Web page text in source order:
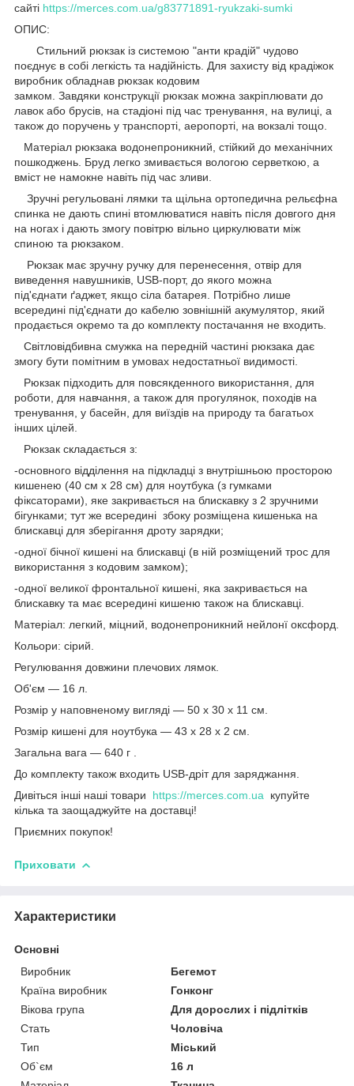
сайті https://merces.com.ua/g83771891-ryukzaki-sumki
ОПИС:
Стильний рюкзак із системою "анти крадій" чудово
поєднує в собі легкість та надійність. Для захисту від крадіжок
виробник обладнав рюкзак кодовим
замком. Завдяки конструкції рюкзак можна закріплювати до
лавок або брусів, на стадіоні під час тренування, на вулиці, а
також до поручень у транспорті, аеропорті, на вокзалі тощо.
Матеріал рюкзака водонепроникний, стійкий до механічних
пошкоджень. Бруд легко змивається вологою серветкою, а
вміст не намокне навіть під час зливи.
Зручні регульовані лямки та щільна ортопедична рельєфна
спинка не дають спині втомлюватися навіть після довгого дня
на ногах і дають змогу повітрю вільно циркулювати між
спиною та рюкзаком.
Рюкзак має зручну ручку для перенесення, отвір для
виведення навушників, USB-порт, до якого можна
під'єднати ґаджет, якщо сіла батарея. Потрібно лише
всередині під'єднати до кабелю зовнішній акумулятор, який
продається окремо та до комплекту постачання не входить.
Світловідбивна смужка на передній частині рюкзака дає
змогу бути помітним в умовах недостатньої видимості.
Рюкзак підходить для повсякденного використання, для
роботи, для навчання, а також для прогулянок, походів на
тренування, у басейн, для виїздів на природу та багатьох
інших цілей.
Рюкзак складається з:
-основного відділення на підкладці з внутрішньою просторою
кишенею (40 см х 28 см) для ноутбука (з гумками
фіксаторами), яке закривається на блискавку з 2 зручними
бігунками; тут же всередині збоку розміщена кишенька на
блискавці для зберігання дроту зарядки;
-одної бічної кишені на блискавці (в ній розміщений трос для
використання з кодовим замком);
-одної великої фронтальної кишені, яка закривається на
блискавку та має всередині кишеню також на блискавці.
Матеріал: легкий, міцний, водонепроникний нейлонї оксфорд.
Кольори: сірий.
Регулювання довжини плечових лямок.
Об'єм — 16 л.
Розмір у наповненому вигляді — 50 х 30 х 11 см.
Розмір кишені для ноутбука ― 43 х 28 х 2 см.
Загальна вага ― 640 г .
До комплекту також входить USB-дріт для заряджання.
Дивіться інші наші товари https://merces.com.ua купуйте
кілька та заощаджуйте на доставці!
Приємних покупок!
Приховати
Характеристики
Основні
Виробник
Бегемот
Країна виробник
Гонконг
Вікова група
Для дорослих і підлітків
Стать
Чоловіча
Тип
Міський
Об`єм
16 л